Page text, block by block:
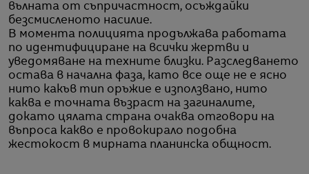
вълната от съпричастност, осъждайки
безсмисленото насилие.
В момента полицията продължава работата
по идентифициране на всички жертви и
уведомяване на техните близки. Разследването
остава в начална фаза, като все още не е ясно
нито какъв тип оръжие е използвано, нито
каква е точната възраст на загиналите,
докато цялата страна очаква отговори на
въпроса какво е провокирало подобна
жестокост в мирната планинска общност.